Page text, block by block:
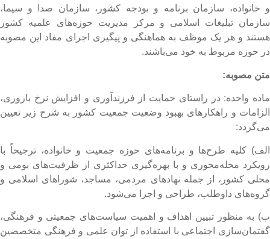
خانواده، سازمان برنامه و بودجه کشور، سازمان صدا و سیما،
تبلیغات اسلامی و مرکز مدیریت حوزه‌های علمیه کشور
و هر یک موظف به هماهنگی و پیگیری اجرای مفاد این مصوبه
حوزه مربوط به خود می‌باشند.
مصوبه:
واحده: در راستای حمایت از فرزندآوری و افزایش نرخ باروری،
و راهکارهای بهبود وضعیت جمعیت کشور به شرح زیر تعیین
کلیه طرح‌ها و برنامه‌های حوزه جمعیت و خانواده، ترجیحاً با
محله‌محوری و با بهره‌گیری حداکثری از ظرفیت‌های بومی و
کشور، از جمله نهادهای مردمی، مساجد، شوراهای اسلامی و
داوطلب، طراحی و اجرا می‌شود.
به منظور تبیین اهداف و اهمیت سیاست‌های جمعیتی و فرهنگی،
اجتماعی با استفاده از توان علمی و فرهنگی متخصصین